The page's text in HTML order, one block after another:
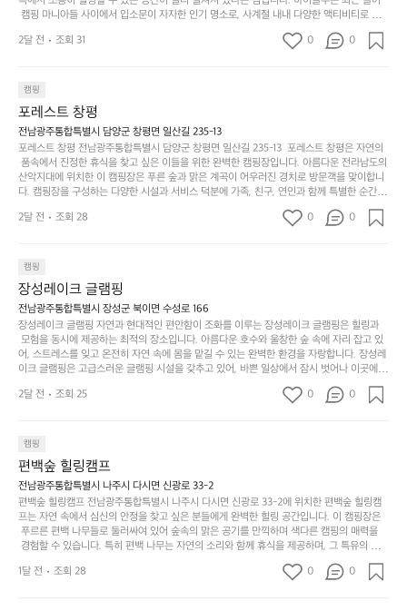
리
는
순
다.
그
럴
때
는
차
을
가
려
보
세
요.
튼
을
조
용
히
일
상
에
고
다
니
고
싶
어
는
크
기,
무
게,
이
의
아
주
미
단
순
하
하
지
않
은
디
자
웃
도
어
의
경
럽
게
이
어
주
변
캠
핑!
무
좋
네
요
이
이
라
고
해
야
하
리
를
잡
았
는
캠핑 마니아들 사이에서 입소문이 자자한 인기 명소로, 사계절 내내 다양한 액티비티로 방
문객들을 맞이합니다. 특히, 하이글루의 독특한 시설인 글램핑 텐트는 고객들에게 아늑한 잠
자리를 제공하며, 캠핑의 매력을 한층 더해 줍니다. 밖에서는 자연의 소리를 들으며, 내부에
함께 좋은 시간을 보낼 수 있다는 것입니다. 또한, 하이글루 인근에는 다양한 트레킹 코스와
자전거 도로가 있어 아웃도어 활동을 좋아하는 이들에게 더욱 참조할 만한 장소가 됩니다.
담양의 아름다운 자연과 함께, 건강한 레저 활동을 즐기며 행복한 캠핑 경험을 쌓으실 수 있
습니다. 하이글루에서 특별한 순간을 만끽해보세요. 따뜻한 햇살과 함께하는 아침, 상징적인
담양의 죽녹원과 함께 어우러진 저녁, 그리고 고요한 밤하늘 아래에서 별을 바라보며 나누는
이야기들은 여러분의 캠핑 여행을 더욱 특별하게 만들어 줄 것입니다.  인기 정도: ★★★★
★
2달 전 조회 31 0 0
캠핑
포레스트 창평
전남광주통합특별시 담양군 창평면 일산길 235-13
포레스트 창평 전남광주통합특별시 담양군 창평면 일산길 235-13  포레스트 창평은 자연의
품속에서 진정한 휴식을 찾고 싶은 이들을 위한 완벽한 캠핑장입니다. 아름다운 전라남도의
산악지대에 위치한 이 캠핑장은 푸른 숲과 맑은 계곡이 어우러진 경치로 방문객을 맞이합니
다. 캠핑장을 구성하는 다양한 시설과 서비스 덕분에 가족, 친구, 연인과 함께 특별한 순간을
만들어갈 수 있는 최적의 공간이 됩니다.  포레스트 창평은 주말마다 직접 재배한 신선한 농
산물을 제공하는 캠핑장으로, 현지에서만 느낄 수 있는 자연의 맛을 경험할 수 있습니다. 또
으며 깊은 숙면을 취할 수 있는 기회를 제공합니다.  이곳은 자연과의 완벽한 조화를 이루며,
다채로운 야외 활동을 제공합니다. 특히 어린이들은 안전하게 놀 수 있는 놀이시설이 마련
되어 있어 부모님들과 함께 즐거운 시간을 보낼 수 있습니다. 주변의 다양한 관광지와 먹거
리를 탐험하는 재미도 포레스트 창평의 매력 중 하나입니다.  또한, 캠핑장을 방문한 후 지속
적으로 재방문하는 이들이 많아 인기가 날로 상승하고 있습니다. 포레스트 창평은 단순한 캠
핑 그 이상을 제공하며, 자연을 사랑하는 모든 이들에게 꼭 한번 경험해봐야 할 장소로 자리
잡았습니다.  인기 정도: ★★★★★
2달 전 조회 28 0 0
캠핑
장성레이크 글램핑
전남광주통합특별시 장성군 북이면 수성로 166
장성레이크 글램핑 자연과 현대적인 편안함이 조화를 이루는 장성레이크 글램핑은 힐링과
모험을 동시에 제공하는 최적의 장소입니다. 아름다운 호수와 울창한 숲 속에 자리 잡고 있
어, 스트레스를 잊고 온전히 자연 속에 몸을 맡길 수 있는 완벽한 환경을 자랑합니다. 장성레
이크 글램핑은 고급스러운 글램핑 시설을 갖추고 있어, 바쁜 일상에서 잠시 벗어나 이곳에
오면 사치스러운 휴식이 가능해집니다. 독립된 텐트에서 제공되는 특별한 불멍 공간은 소중
한 사람과 함께 따뜻한 이야기를 나눌 수 있는 소중한 시간을 만들어 줍니다. 또한, 주변의 자
을 창출하는 시간이 될 것입니다. 특히 식사를 좋아하는 분들에게는 매주 특별한 바비큐 파
티와 지역에서 나는 신선한 재료로 만든 다양한 요리를 제공하여 미각을 만족시켜 줍니다.
장성레이크 글램핑은 그 아름다운 경관과 최고 품질의 시설 덕분에 최근 몇 년 사이에 특히
주목받고 있는 캠핑장 중 하나입니다. 주말이면 방문객이 가득해 예약이 빠르게 차는 만큼
미리 일정을 계획하시는 것이 좋습니다. 나만의 프라이빗한 공간에서 가족 및 사랑하는 사
람들과 함께하세요. 당신의 대자연 속 힐링을 기다리는 장성레이크 글램핑은 언젠가 반드시
방문해봐야 할 명소로 자리매김하였습니다. 인기 정도: ★★★★★
2달 전 조회 25 0 0
캠핑
편백숲 힐링캠프
전남광주통합특별시 나주시 다시면 신광로 33-2
편백숲 힐링캠프 전남광주통합특별시 나주시 다시면 신광로 33-2에 위치한 편백숲 힐링캠
프는 자연 속에서 심신의 안정을 찾고 싶은 분들에게 완벽한 힐링 공간입니다. 이 캠핑장은
푸르른 편백 나무들로 둘러싸여 있어 숲속의 맑은 공기를 만끽하며 색다른 캠핑의 매력을
경험할 수 있습니다. 특히 편백 나무는 자연의 소리와 함께 휴식을 제공하며, 그 특유의 아로
마향이 심리적 안정감을 가져다줍니다. 이곳에서 아침 햇살을 맞으며 조용한 숲속에서의 커
피 한 잔은 그 어떤 도시의 카페에서 느끼기 힘든 특별함을 선사합니다. 편백숲 힐링캠프는
1달 전 조회 28 0 0